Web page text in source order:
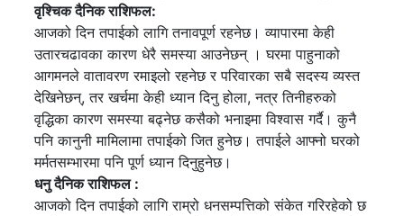
वृश्चिक दैनिक राशिफल:
आजको दिन तपाईको लागि तनावपूर्ण रहनेछ। व्यापारमा केही
उतारचढावका कारण धेरै समस्या आउनेछन् । घरमा पाहुनाको
आगमनले वातावरण रमाइलो रहनेछ र परिवारका सबै सदस्य व्यस्त
देखिनेछन्, तर खर्चमा केही ध्यान दिनु होला, नत्र तिनीहरुको
वृद्धिका कारण समस्या बढ्नेछ कसैको भनाइमा विश्वास गर्दै। कुनै
पनि कानुनी मामिलामा तपाईको जित हुनेछ। तपाईले आफ्नो घरको
मर्मतसम्भारमा पनि पूर्ण ध्यान दिनुहुनेछ।
धनु दैनिक राशिफल :
आजको दिन तपाईको लागि राम्रो धनसम्पत्तिको संकेत गरिरहेको छ